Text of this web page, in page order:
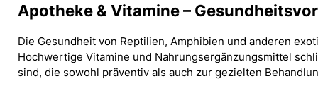
Apotheke & Vitamine –
Die Gesundheit von Reptilien, Amphibien und anderen
Hochwertige Vitamine und Nahrungsergänzungsmittel
sind, die sowohl präventiv als auch zur gezielten